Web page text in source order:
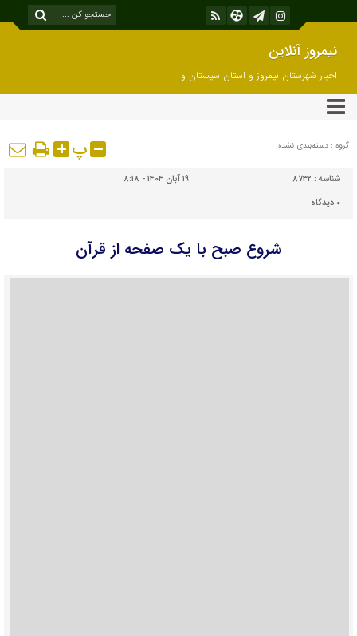
نیمروز آنلاین
اخبار شهرستان نیمروز و استان سیستان و
بلوچستان
گروه : دسته‌بندی نشده پ
شناسه : 8732
۱۹ آبان ۱۴۰۴ - ۸:۱۸
۰ دیدگاه
شروع صبح با یک صفحه از قرآن